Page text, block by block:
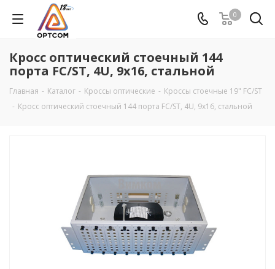
0
Кросс оптический стоечный 144
порта FC/ST, 4U, 9х16, стальной
Главная - Каталог - Кроссы оптические - Кроссы стоечные 19" FC/ST
- Кросс оптический стоечный 144 порта FC/ST, 4U, 9х16, стальной